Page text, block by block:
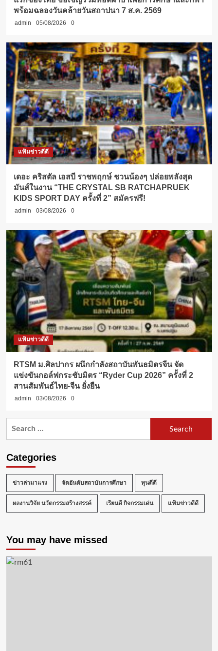
พร้อมฉลองวันคล้ายวันสถาปนา 7 ส.ค. 2569
admin 05/08/2026 0
แฟ้มข่าวดีดี
เดอะ คริสตัล เอสบี ราชพฤกษ์ ชวนน้องๆ ปล่อยพลังสุด
มันส์ในงาน “THE CRYSTAL SB RATCHAPRUEK
KIDS SPORT DAY ครั้งที่ 2” สมัครฟรี!
admin 03/08/2026 0
แฟ้มข่าวดีดี
RTSM ม.ศิลปากร ผนึกกำลังสถาบันพันธมิตรจีน จัด
แข่งขันกอล์ฟกระชับมิตร “Ryder Cup 2026” ครั้งที่ 2
สานสัมพันธ์ไทย-จีน ยั่งยืน
admin 03/08/2026 0
Categories
ข่าวล่ามาแรง จัดอันดับสถาบันการศึกษา ทุนดีดี
ผลงานวิจัย นวัตกรรมสร้างสรรค์ เรียนดี กิจกรรมเด่น แฟ้มข่าวดีดี
You may have missed